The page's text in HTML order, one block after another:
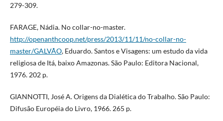
279-309.
FARAGE, Nádia. No collar-no-master.
http://openanthcoop.net/press/2013/11/11/no-collar-no-
master/GALVÃO, Eduardo. Santos e Visagens: um estudo da vida
religiosa de Itá, baixo Amazonas. São Paulo: Editora Nacional,
1976. 202 p.
GIANNOTTI, José A. Origens da Dialética do Trabalho. São Paulo:
Difusão Européia do Livro, 1966. 265 p.